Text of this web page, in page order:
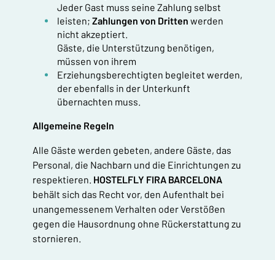
Jeder Gast muss seine Zahlung selbst
leisten; Zahlungen von Dritten werden
nicht akzeptiert.
Gäste, die Unterstützung benötigen,
müssen von ihrem
Erziehungsberechtigten begleitet werden,
der ebenfalls in der Unterkunft
übernachten muss.
Allgemeine Regeln
Alle Gäste werden gebeten, andere Gäste, das
Personal, die Nachbarn und die Einrichtungen zu
respektieren. HOSTELFLY FIRA BARCELONA
behält sich das Recht vor, den Aufenthalt bei
unangemessenem Verhalten oder Verstößen
gegen die Hausordnung ohne Rückerstattung zu
stornieren.